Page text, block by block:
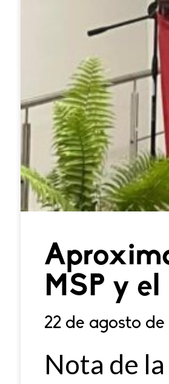
MSP y
22 de agosto de
Nota de